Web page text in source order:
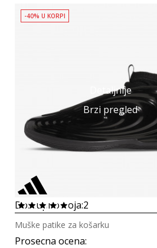
Detaljnije
Brzi pregled
-40% U KORPI
Dostupno boja:2
Prosecna ocena:
Muške patike za košarku